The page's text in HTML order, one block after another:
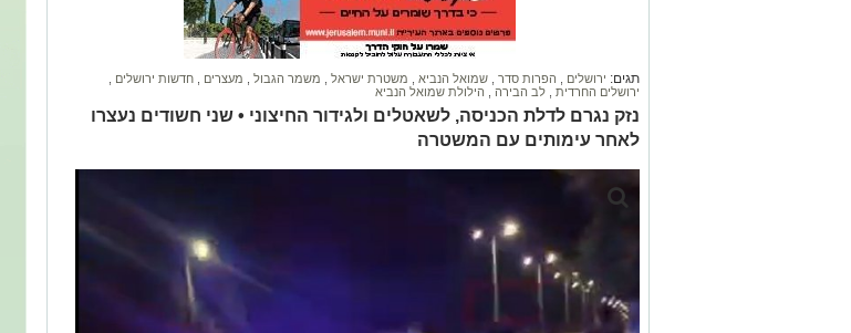
תגים: ירושלים הפרות סדר שמואל הנביא משטרת ישראל משמר הגבול מעצרים חדשות ירושלים
ירושלים החרדית
לב הבירה הילולת שמואל הנביא
נזק נגרם לדלת הכניסה, לשאטלים ולגידור החיצוני • שני חשודים נעצרו
לאחר עימותים עם המשטרה